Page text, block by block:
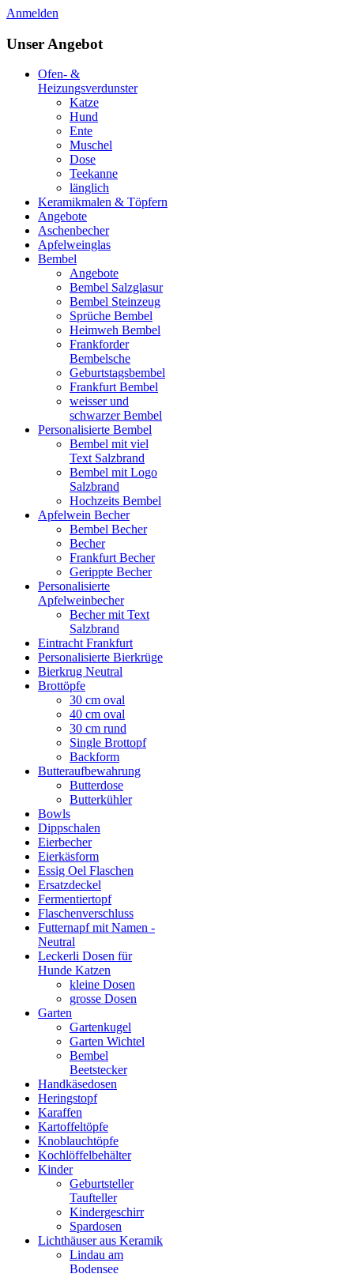
Anmelden
Unser Angebot
Ofen- &
Heizungsverdunster
Katze
Hund
Ente
Muschel
Dose
Teekanne
länglich
Keramikmalen & Töpfern
Angebote
Aschenbecher
Apfelweinglas
Bembel
Angebote
Bembel Salzglasur
Bembel Steinzeug
Sprüche Bembel
Heimweh Bembel
Frankforder
Bembelsche
Geburtstagsbembel
Frankfurt Bembel
weisser und
schwarzer Bembel
Personalisierte Bembel
Bembel mit viel
Text Salzbrand
Bembel mit Logo
Salzbrand
Hochzeits Bembel
Apfelwein Becher
Bembel Becher
Becher
Frankfurt Becher
Gerippte Becher
Personalisierte
Apfelweinbecher
Becher mit Text
Salzbrand
Eintracht Frankfurt
Personalisierte Bierkrüge
Bierkrug Neutral
Brottöpfe
30 cm oval
40 cm oval
30 cm rund
Single Brottopf
Backform
Butteraufbewahrung
Butterdose
Butterkühler
Bowls
Dippschalen
Eierbecher
Eierkäsform
Essig Oel Flaschen
Ersatzdeckel
Fermentiertopf
Flaschenverschluss
Futternapf mit Namen -
Neutral
Leckerli Dosen für
Hunde Katzen
kleine Dosen
grosse Dosen
Garten
Gartenkugel
Garten Wichtel
Bembel
Beetstecker
Handkäsedosen
Heringstopf
Karaffen
Kartoffeltöpfe
Knoblauchtöpfe
Kochlöffelbehälter
Kinder
Geburtsteller
Taufteller
Kindergeschirr
Spardosen
Lichthäuser aus Keramik
Lindau am
Bodensee